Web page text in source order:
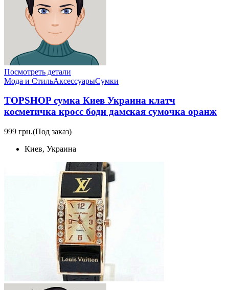
Посмотреть детали
Мода и СтильАксессуарыСумки
TOPSHOP сумка Киев Украина клатч
косметичка кросс боди дамская сумочка оранж
999 грн.(Под заказ)
Киев, Украина